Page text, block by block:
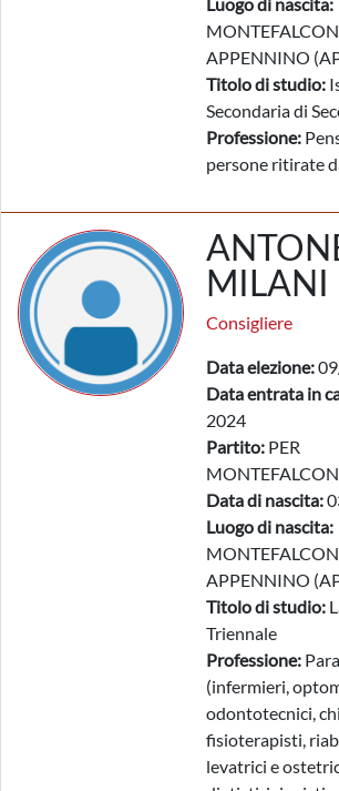
APPENNINO
Titolo di studio:
Secondaria di
Professione:
persone ritirate
MILANI
Consigliere
Data elezione:
Data entrata in
2024
Partito: PER
Data di nascita:
Luogo di nascita:
APPENNINO
Titolo di studio:
Triennale
Professione:
(infermieri,
odontotecnici,
fisioterapisti,
levatrici e